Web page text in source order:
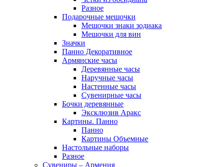
Разное
Подарочные мешочки
Мешочки знаки зодиака
Мешочки для вин
Значки
Панно Декоративное
Армянские часы
Деревянные часы
Наручные часы
Настенные часы
Сувенирные часы
Бочки деревянные
Эксклюзив Аракс
Картины. Панно
Панно
Картины Объемные
Настольные наборы
Разное
Сувениры – Армения